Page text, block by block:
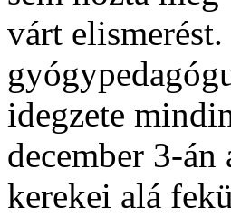
várt
idegzete
december 3-
kerekei alá